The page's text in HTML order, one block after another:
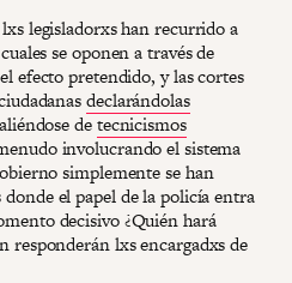
legisladorxs han recurrido a
se oponen a través de
efecto pretendido, y las cortes
declarándolas
detecnicismos
involucrando el sistema
simplemente se han
el papel de la policía entra
decisivo ¿Quién hará
responderán lxs encargadxs de